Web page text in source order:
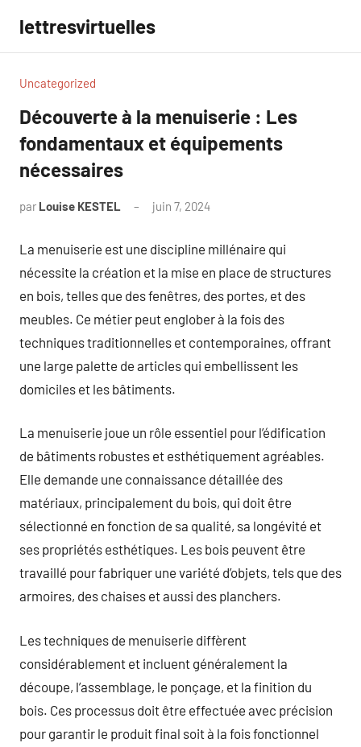
contenu
lettresvirtuelles
Uncategorized
Découverte à la menuiserie : Les
fondamentaux et équipements
nécessaires
par Louise KESTEL juin 7, 2024
La menuiserie est une discipline millénaire qui
nécessite la création et la mise en place de structures
en bois, telles que des fenêtres, des portes, et des
meubles. Ce métier peut englober à la fois des
techniques traditionnelles et contemporaines, offrant
une large palette de articles qui embellissent les
domiciles et les bâtiments.
La menuiserie joue un rôle essentiel pour l’édification
de bâtiments robustes et esthétiquement agréables.
Elle demande une connaissance détaillée des
matériaux, principalement du bois, qui doit être
sélectionné en fonction de sa qualité, sa longévité et
ses propriétés esthétiques. Les bois peuvent être
travaillé pour fabriquer une variété d’objets, tels que des
armoires, des chaises et aussi des planchers.
Les techniques de menuiserie diffèrent
considérablement et incluent généralement la
découpe, l’assemblage, le ponçage, et la finition du
bois. Ces processus doit être effectuée avec précision
pour garantir le produit final soit à la fois fonctionnel